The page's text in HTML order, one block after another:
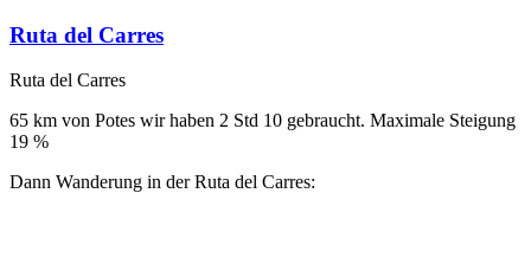
Ruta del Carres
Ruta del Carres
65 km von Potes wir haben 2 Std 10 gebraucht. Maximale Steigung
19 %
Dann Wanderung in der Ruta del Carres: